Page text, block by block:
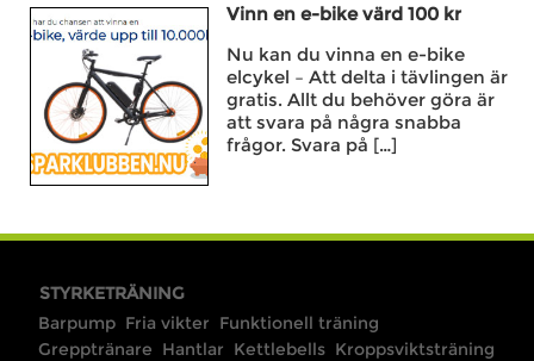
Vinn en e-bike värd 100 kr
Nu kan du vinna en e-bike
elcykel – Att delta i tävlingen är
gratis. Allt du behöver göra är
att svara på några snabba
frågor. Svara på […]
STYRKETRÄNING
Barpump Fria vikter Funktionell träning
Grepptränare Hantlar Kettlebells Kroppsviktsträning